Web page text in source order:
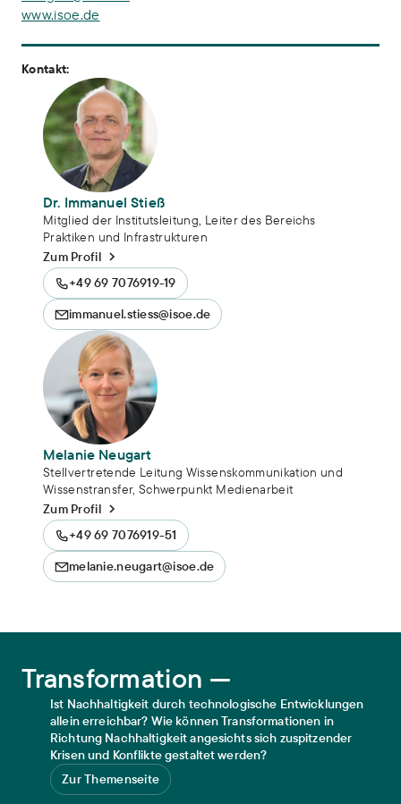
www.isoe.de
Kontakt:
Dr. Immanuel Stieß
Mitglied der Institutsleitung, Leiter des Bereichs
Praktiken und Infrastrukturen
Zum Profil
+49 69 7076919-19
immanuel.stiess@isoe.de
Melanie Neugart
Stellvertretende Leitung Wissenskommunikation und
Wissenstransfer, Schwerpunkt Medienarbeit
Zum Profil
+49 69 7076919-51
melanie.neugart@isoe.de
Transformation —
Ist Nachhaltigkeit durch technologische Entwicklungen
allein erreichbar? Wie können Transformationen in
Richtung Nachhaltigkeit angesichts sich zuspitzender
Krisen und Konflikte gestaltet werden?
Zur Themenseite